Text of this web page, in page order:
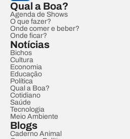
Qual a Boa?
Agenda de Shows
O que fazer?
Onde comer e beber?
Onde ficar?
Notícias
Bichos
Cultura
Economia
Educação
Política
Qual a Boa?
Cotidiano
Saúde
Tecnologia
Meio Ambiente
Blogs
Caderno Animal